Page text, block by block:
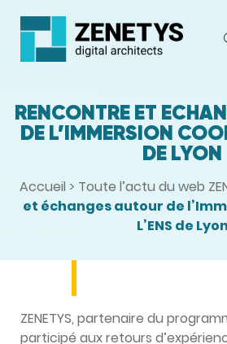
RENCONTRE ET
DE L’IMMERSION
DE LYON
Accueil > Toute l’actu du web
et échanges autour de
L’ENS de Lyon
ZENETYS, partenaire du
participé aux retours